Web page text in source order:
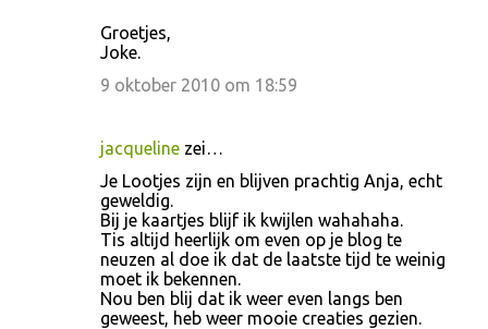
Groetjes,
Joke.
9 oktober 2010 om 18:59
jacqueline zei…
Je Lootjes zijn en blijven prachtig Anja, echt
geweldig.
Bij je kaartjes blijf ik kwijlen wahahaha.
Tis altijd heerlijk om even op je blog te
neuzen al doe ik dat de laatste tijd te weinig
moet ik bekennen.
Nou ben blij dat ik weer even langs ben
geweest, heb weer mooie creaties gezien.